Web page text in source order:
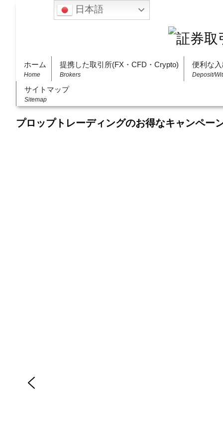
ホーム
Home
提携した取引所(FX・CFD・Crypto)
Brokers
便利な
Deposit/
サイトマップ
Sitemap
プロップトレーディングのお得なキャンペー
日本語